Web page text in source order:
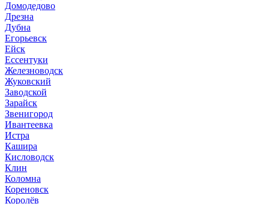
Домодедово
Дрезна
Дубна
Егорьевск
Ейск
Ессентуки
Железноводск
Жуковский
Заводской
Зарайск
Звенигород
Ивантеевка
Истра
Кашира
Кисловодск
Клин
Коломна
Кореновск
Королёв